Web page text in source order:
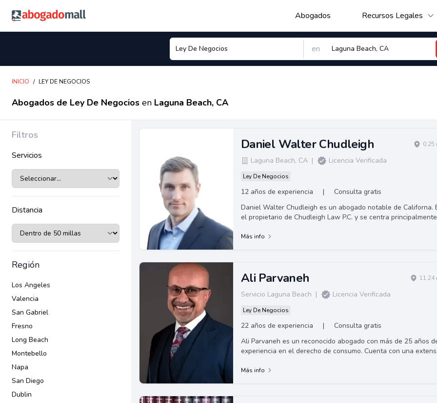
Abogadomall Abogados Recursos Legales
en
INICIO / LEY DE NEGOCIOS
Abogados de Ley De Negocios en Laguna Beach, CA
Filtros
Servicios
Distancia
Región
Los Angeles
Valencia
San Gabriel
Fresno
Long Beach
Montebello
Napa
San Diego
Dublin
Daniel Walter Chudleigh
Laguna Beach, CA | Licencia Verificada
Ley De Negocios
12 años de experiencia | Consulta gratis
0.25
Daniel Walter Chudleigh es un abogado notable de Californa.
el propietario de Chudleigh Law P.C. y se centra principalmente
Más info
Ali Parvaneh
Servicio Laguna Beach | Licencia Verificada
Ley De Negocios
22 años de experiencia | Consulta gratis
11.24
Ali Parvaneh es un reconocido abogado con más de 25 años
experiencia en el derecho de consumo. Cuenta con una
Más info